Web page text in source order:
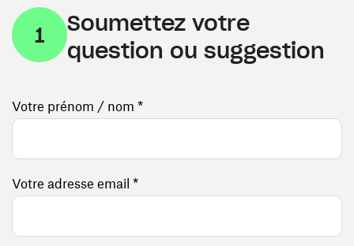
1
Soumettez votre
question ou suggestion
Votre prénom / nom *
Votre adresse email *